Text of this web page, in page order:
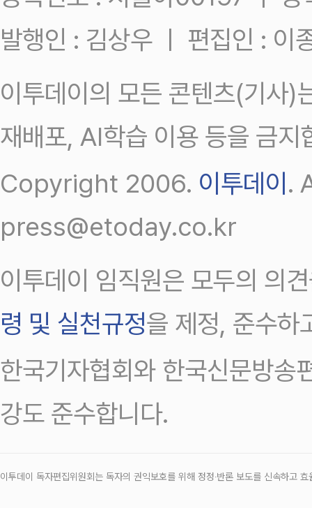
발행인 : 김상우 ㅣ 편집인 : 이
이투데이의 모든 콘텐츠(기사)
재배포, AI학습 이용 등을 금지
Copyright 2006. 이투데이 .
press@etoday.co.kr
이투데이 임직원은 모두의 의
령 및 실천규정을 제정, 준수하
한국기자협회와 한국신문방송
강도 준수합니다.
이투데이 독자편집위원회는 독자의 권익보호를 위해 정정‧반론 보도를 신속하고